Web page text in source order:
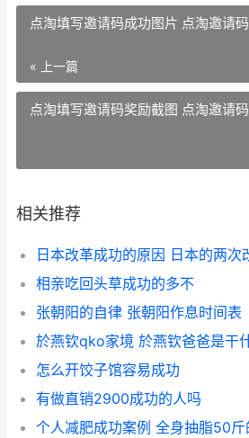
点淘填写邀请码成功图片 点淘邀请
« 上一篇
点淘填写邀请码奖励截图 点淘邀请
相关推荐
日本改革成功的原因 日本的两次
相亲吃回头草成功的多不
张朝阳的自律 张朝阳作息时间表
於燕钦qko家境 於燕钦爸爸是干
怎么开饺子馆容易成功
有做直销2900成功的人吗
个人减肥成功案例 全身抽脂50斤